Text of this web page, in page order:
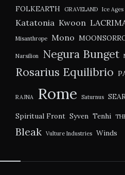
FOLKEARTH GRAVELAND Ice Ages
Katatonia Kwoon
Misanthrope Mono
Narsilion Negura Bunget
Rosarius Equilibrio
RAJNA Rome Saturnus
Spiritual Front Syven Tenhi
Bleak Vulture Industries Winds